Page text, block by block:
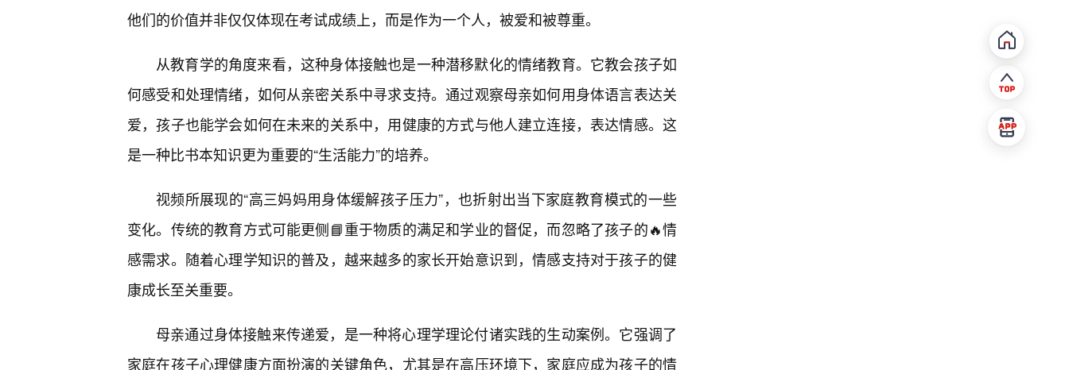
他们的价值并非仅仅体现在考试成绩上，而是作为一个人，被爱和被尊重。
从教育学的角度来看，这种身体接触也是一种潜移默化的情绪教育。它教会孩子如
何感受和处理情绪，如何从亲密关系中寻求支持。通过观察母亲如何用身体语言表达关
爱，孩子也能学会如何在未来的关系中，用健康的方式与他人建立连接，表达情感。这
是一种比书本知识更为重要的“生活能力”的培养。
视频所展现的“高三妈妈用身体缓解孩子压力”，也折射出当下家庭教育模式的一些
变化。传统的教育方式可能更侧📘重于物质的满足和学业的督促，而忽略了孩子的🔥情
感需求。随着心理学知识的普及，越来越多的家长开始意识到，情感支持对于孩子的健
康成长至关重要。
母亲通过身体接触来传递爱，是一种将心理学理论付诸实践的生动案例。它强调了
家庭在孩子心理健康方面扮演的关键角色，尤其是在高压环境下，家庭应成为孩子的情